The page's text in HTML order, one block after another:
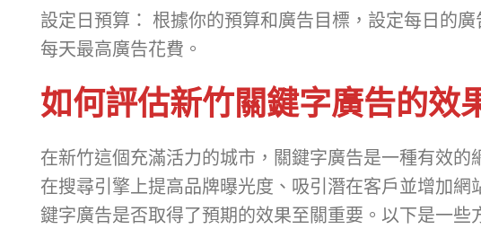
設定日預算： 根據你的預算和廣告目標，設定每日的
每天最高廣告花費。
如何評估新竹關鍵字廣告的效
在新竹這個充滿活力的城市，關鍵字廣告是一種有效的
在搜尋引擎上提高品牌曝光度、吸引潛在客戶並增加網
鍵字廣告是否取得了預期的效果至關重要。以下是一些